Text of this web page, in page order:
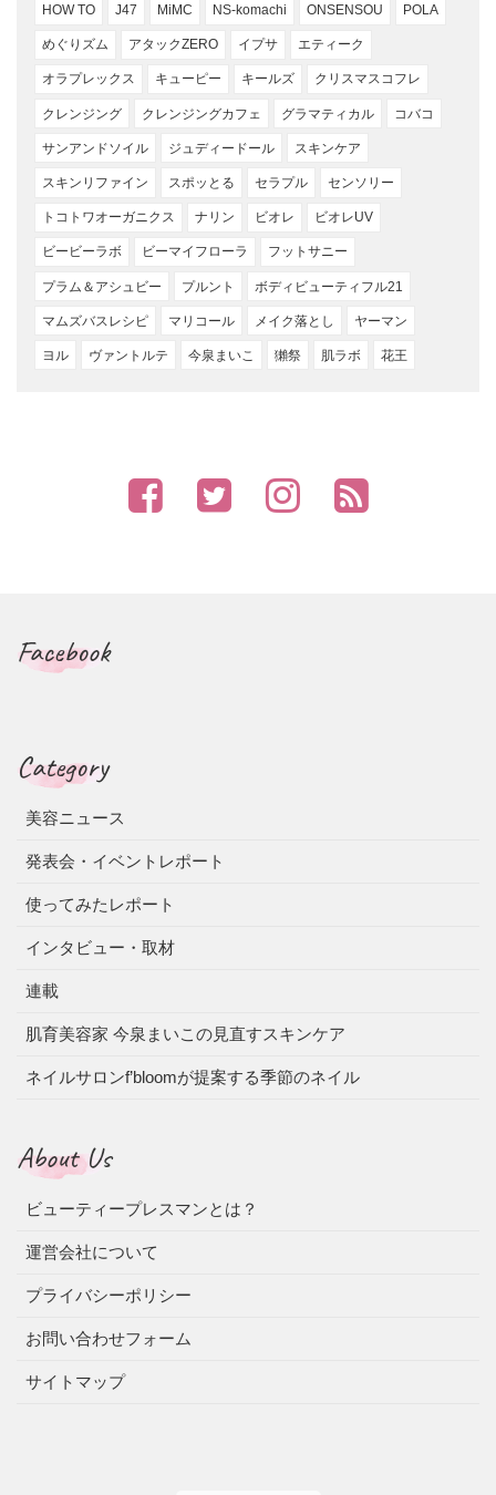
HOW TO J47 MiMC NS-komachi ONSENSOU POLA
めぐりズム アタックZERO イプサ エティーク
オラプレックス キューピー キールズ クリスマスコフレ
クレンジング クレンジングカフェ グラマティカル コバコ
サンアンドソイル ジュディードール スキンケア
スキンリファイン スポッとる セラプル センソリー
トコトワオーガニクス ナリン ビオレ ビオレUV
ビービーラボ ビーマイフローラ フットサニー
プラム＆アシュビー プルント ボディビューティフル21
マムズバスレシピ マリコール メイク落とし ヤーマン
ヨル ヴァントルテ 今泉まいこ 獺祭 肌ラボ 花王
Facebook
Category
美容ニュース
発表会・イベントレポート
使ってみたレポート
インタビュー・取材
連載
肌育美容家 今泉まいこの見直すスキンケア
ネイルサロンf’bloomが提案する季節のネイル
About Us
ビューティープレスマンとは？
運営会社について
プライバシーポリシー
お問い合わせフォーム
サイトマップ